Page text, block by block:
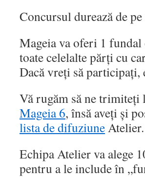
Concursul durează de
Mageia va oferi 1
toate celelalte părți cu
Dacă vreți să participați,
Vă rugăm să ne trimiteți
Mageia 6, însă aveți și
lista de difuziune Atelier.
Echipa Atelier va alege
pentru a le include în